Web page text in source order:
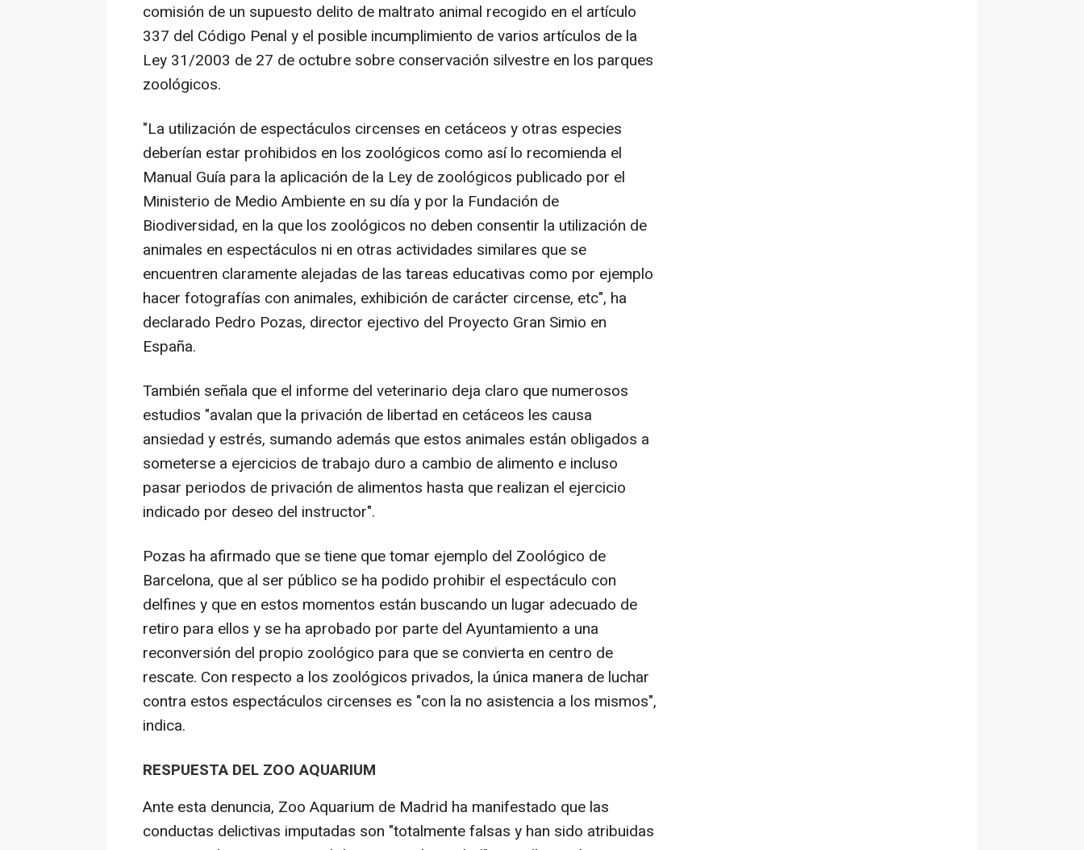
comisión de un supuesto delito de maltrato animal recogido en el artículo
337 del Código Penal y el posible incumplimiento de varios artículos de la
Ley 31/2003 de 27 de octubre sobre conservación silvestre en los parques
zoológicos.
"La utilización de espectáculos circenses en cetáceos y otras especies
deberían estar prohibidos en los zoológicos como así lo recomienda el
Manual Guía para la aplicación de la Ley de zoológicos publicado por el
Ministerio de Medio Ambiente en su día y por la Fundación de
Biodiversidad, en la que los zoológicos no deben consentir la utilización de
animales en espectáculos ni en otras actividades similares que se
encuentren claramente alejadas de las tareas educativas como por ejemplo
hacer fotografías con animales, exhibición de carácter circense, etc", ha
declarado Pedro Pozas, director ejectivo del Proyecto Gran Simio en
España.
También señala que el informe del veterinario deja claro que numerosos
estudios "avalan que la privación de libertad en cetáceos les causa
ansiedad y estrés, sumando además que estos animales están obligados a
someterse a ejercicios de trabajo duro a cambio de alimento e incluso
pasar periodos de privación de alimentos hasta que realizan el ejercicio
indicado por deseo del instructor".
Pozas ha afirmado que se tiene que tomar ejemplo del Zoológico de
Barcelona, que al ser público se ha podido prohibir el espectáculo con
delfines y que en estos momentos están buscando un lugar adecuado de
retiro para ellos y se ha aprobado por parte del Ayuntamiento a una
reconversión del propio zoológico para que se convierta en centro de
rescate. Con respecto a los zoológicos privados, la única manera de luchar
contra estos espectáculos circenses es "con la no asistencia a los mismos",
indica.
RESPUESTA DEL ZOO AQUARIUM
Ante esta denuncia, Zoo Aquarium de Madrid ha manifestado que las
conductas delictivas imputadas son "totalmente falsas y han sido atribuidas